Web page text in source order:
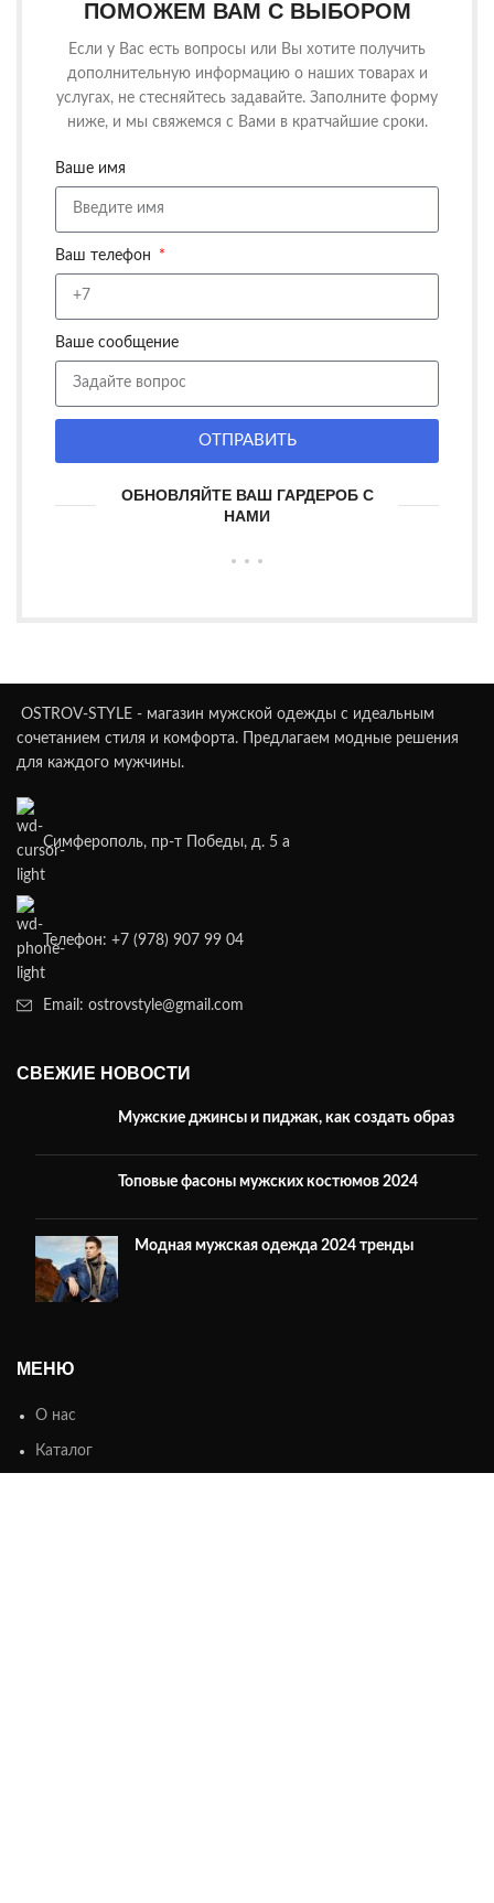
ПОМОЖЕМ ВАМ С ВЫБОРОМ
Если у Вас есть вопросы или Вы хотите получить
дополнительную информацию о наших товарах и
услугах, не стесняйтесь задавайте. Заполните форму
ниже, и мы свяжемся с Вами в кратчайшие сроки.
Ваше имя
Ваш телефон
Ваше сообщение
ОТПРАВИТЬ
ОБНОВЛЯЙТЕ ВАШ ГАРДЕРОБ С
НАМИ
OSTROV-STYLE - магазин мужской одежды с идеальным
сочетанием стиля и комфорта. Предлагаем модные решения
для каждого мужчины.
Симферополь, пр-т Победы, д. 5 а
Телефон: +7 (978) 907 99 04
Email: ostrovstyle@gmail.com
СВЕЖИЕ НОВОСТИ
Мужские джинсы и пиджак, как создать образ
Топовые фасоны мужских костюмов 2024
Модная мужская одежда 2024 тренды
МЕНЮ
О нас
Каталог